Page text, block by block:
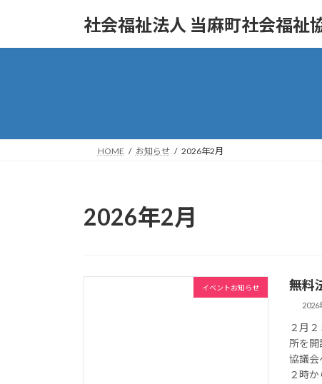
社会福祉法人 当麻町社会福祉
HOME お知らせ 2026年2月
2026年2月
イベントお知らせ 無料
2026
２月
所を
協議
２時